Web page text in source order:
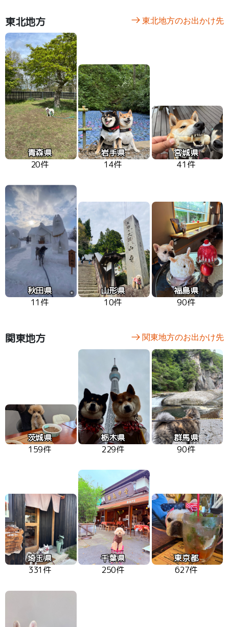
東北地方 東北地方のお出かけ先
青森県
20件
岩手県
14件
宮城県
41件
秋田県
11件
山形県
10件
福島県
90件
関東地方 関東地方のお出かけ先
茨城県
159件
栃木県
229件
群馬県
90件
埼玉県
331件
千葉県
250件
東京都
627件